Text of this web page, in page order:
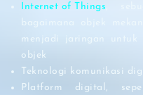
Internet of Things
bagaimana objek
menjadi jaringan untuk
objek
Teknologi komunikasi
Platform digital,